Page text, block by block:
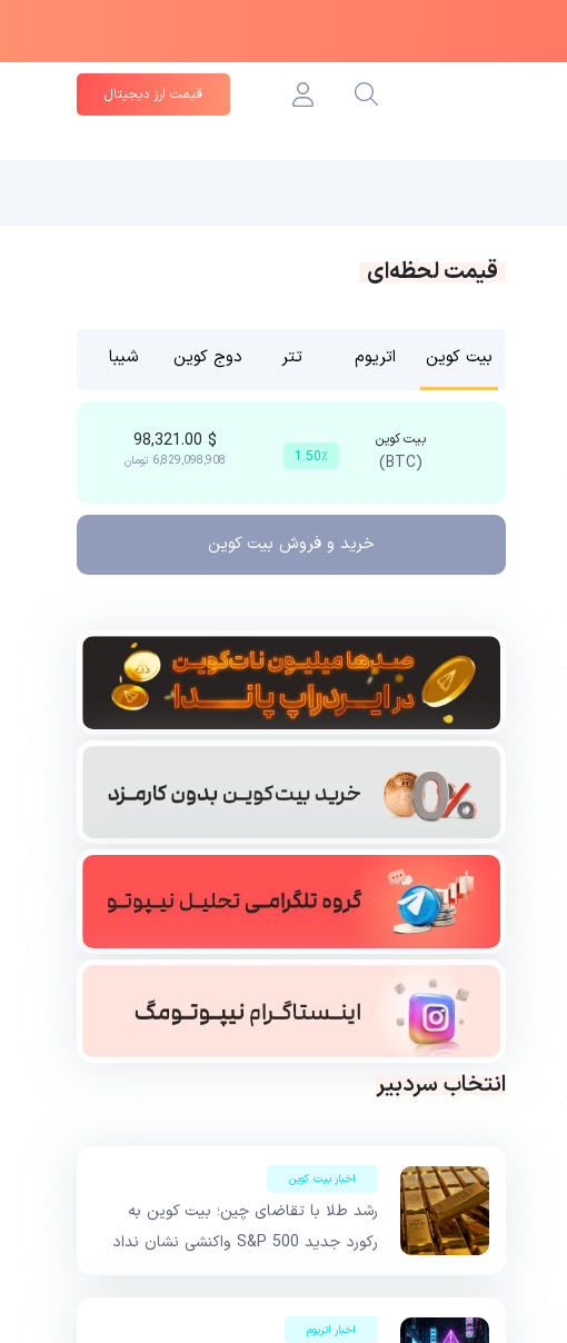
قیمت ارز دیجیتال
قیمت لحظه‌ای
بیت کوین اتریوم تتر دوج کوین شیبا
بیت کوین
(BTC) 1.50٪
$
6,829,098,908 تومان
خرید و فروش بیت کوین
انتخاب سردبیر
اخبار بیت کوین
رشد طلا با تقاضای چین؛ بیت کوین به
رکورد جدید S&P 500 واکنشی نشان نداد
اخبار اتریوم